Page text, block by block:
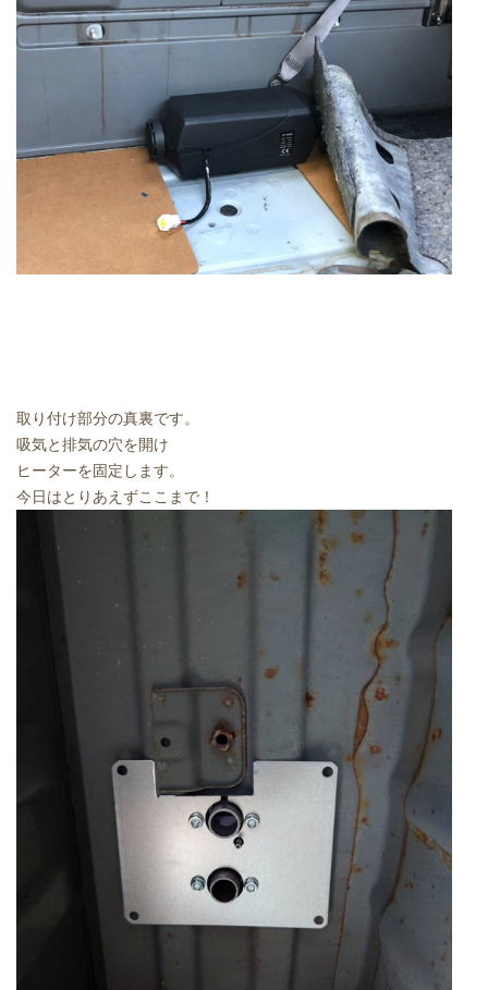
取り付け部分の真裏です。
吸気と排気の穴を開け
ヒーターを固定します。
今日はとりあえずここまで！